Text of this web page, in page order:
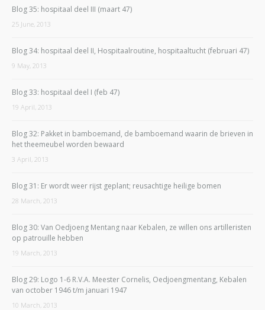
Blog 35: hospitaal deel III (maart 47)
25 June, 2013
Blog 34: hospitaal deel II, Hospitaalroutine, hospitaaltucht (februari 47)
9 May, 2013
Blog 33: hospitaal deel I (feb 47)
19 April, 2013
Blog 32: Pakket in bamboemand, de bamboemand waarin de brieven in
het theemeubel worden bewaard
3 April, 2013
Blog 31: Er wordt weer rijst geplant; reusachtige heilige bomen
28 March, 2013
Blog 30: Van Oedjoeng Mentang naar Kebalen, ze willen ons artilleristen
op patrouille hebben
19 March, 2013
Blog 29: Logo 1-6 R.V.A. Meester Cornelis, Oedjoengmentang, Kebalen
van october 1946 t/m januari 1947
10 March, 2013